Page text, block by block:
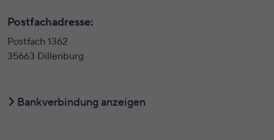
Postfachadresse:
Postfach 1362
35663 Dillenburg
Bankverbindung anzeigen